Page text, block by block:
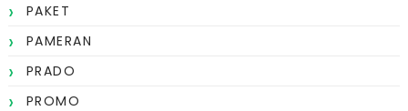
PAKET
PAMERAN
PRADO
PROMO